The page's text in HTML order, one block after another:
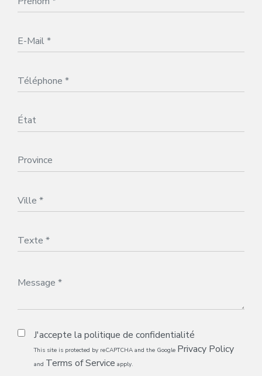
J'accepte la politique de confidentialité
This site is protected by reCAPTCHA and the Google Privacy Policy
and Terms of Service apply.